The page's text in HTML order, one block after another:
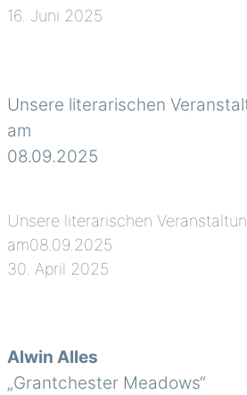
16. Juni 2025
Unsere literarischen
am
08.09.2025
Unsere literarischen
am08.09.2025
30. April 2025
Alwin Alles
„Grantchester Meadows“